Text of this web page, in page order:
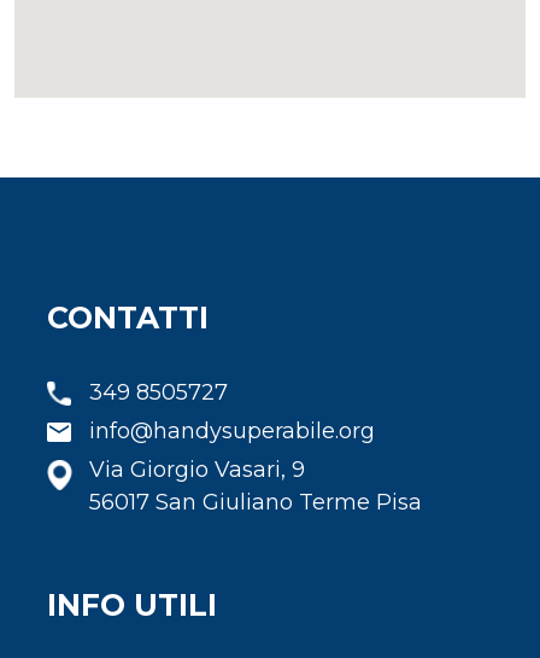
CONTATTI
349 8505727
info@handysuperabile.org
Via Giorgio Vasari, 9
56017 San Giuliano Terme Pisa
INFO UTILI